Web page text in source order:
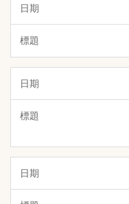
會議紀錄
服務簡訊